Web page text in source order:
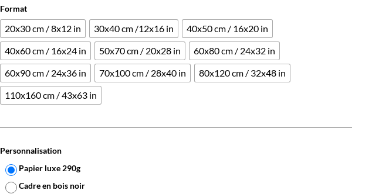
Format
20x30 cm / 8x12 in 30x40 cm /12x16 in
40x50 cm / 16x20 in
40x60 cm / 16x24 in
50x70 cm / 20x28 in
60x80 cm / 24x32 in
60x90 cm / 24x36 in
70x100 cm / 28x40 in
80x120 cm / 32x48 in
110x160 cm / 43x63 in
Personnalisation
Papier luxe 290g
Cadre en bois noir